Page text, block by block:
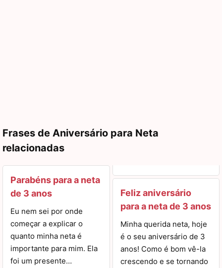
Frases de Aniversário para Neta
relacionadas
Parabéns para a neta
de 3 anos
Eu nem sei por onde
começar a explicar o
quanto minha neta é
importante para mim. Ela
foi um presente…
Feliz aniversário
para a neta de 3 anos
Minha querida neta, hoje
é o seu aniversário de 3
anos! Como é bom vê-la
crescendo e se tornando